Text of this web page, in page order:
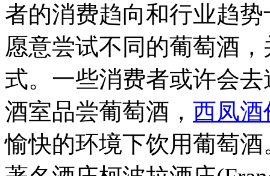
者的消费趋向和行业趋
愿意尝试不同的葡萄酒
式。一些消费者或许会
酒室品尝葡萄酒， 西凤酒
愉快的环境下饮用葡萄酒